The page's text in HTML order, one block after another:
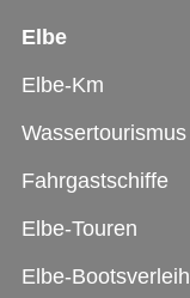
Elbe
Elbe-Km
Wassertourismus
Fahrgastschiffe
Elbe-Touren
Elbe-Bootsverleih